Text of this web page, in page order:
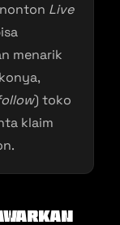
Live
menarik
) toko
klaim